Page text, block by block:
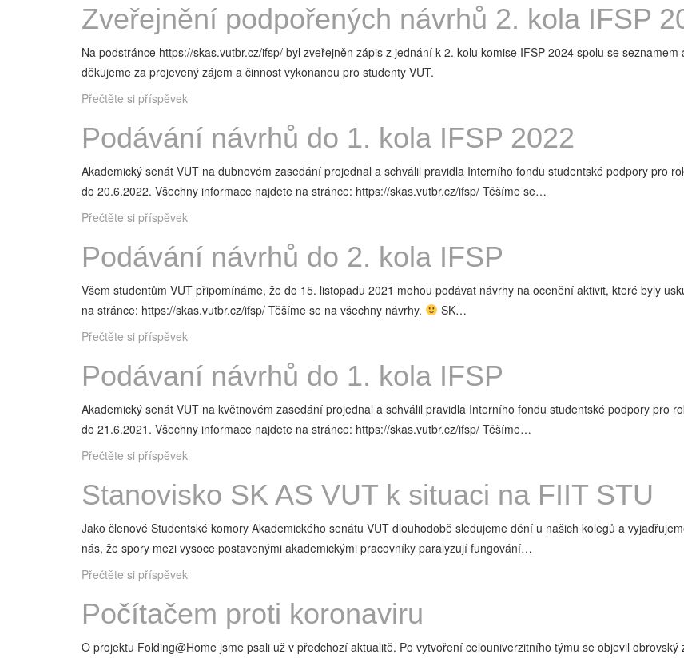
Zveřejnění podpořených návrhů 2. kola IFSP
Na podstránce https://skas.vutbr.cz/ifsp/ byl zveřejněn zápis z jednání k 2. kolu komise IFSP 2024 spolu se
děkujeme za projevený zájem a činnost vykonanou pro studenty VUT.
Přečtěte si příspěvek
Podávání návrhů do 1. kola IFSP 2022
Akademický senát VUT na dubnovém zasedání projednal a schválil pravidla Interního fondu studentské podpory pro
do 20.6.2022. Všechny informace najdete na stránce: https://skas.vutbr.cz/ifsp/ Těšíme se…
Přečtěte si příspěvek
Podávání návrhů do 2. kola IFSP
Všem studentům VUT připomínáme, že do 15. listopadu 2021 mohou podávat návrhy na ocenění aktivit, které byly
na stránce: https://skas.vutbr.cz/ifsp/ Těšíme se na všechny návrhy.
SK…
Přečtěte si příspěvek
Podávaní návrhů do 1. kola IFSP
Akademický senát VUT na květnovém zasedání projednal a schválil pravidla Interního fondu studentské podpory pro
do 21.6.2021. Všechny informace najdete na stránce: https://skas.vutbr.cz/ifsp/ Těšíme…
Přečtěte si příspěvek
Stanovisko SK AS VUT k situaci na FIIT STU
Jako členové Studentské komory Akademického senátu VUT dlouhodobě sledujeme dění u našich kolegů a
nás, že spory mezi vysoce postavenými akademickými pracovníky paralyzují fungování…
Přečtěte si příspěvek
Počítačem proti koronaviru
O projektu Folding@Home jsme psali už v předchozí aktualitě. Po vytvoření celouniverzitního týmu se objevil